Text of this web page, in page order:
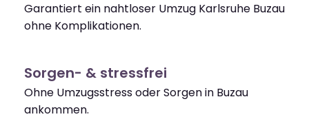
Garantiert ein nahtloser Umzug Karlsruhe Buzau
ohne Komplikationen.
Sorgen- & stressfrei
Ohne Umzugsstress oder Sorgen in Buzau
ankommen.